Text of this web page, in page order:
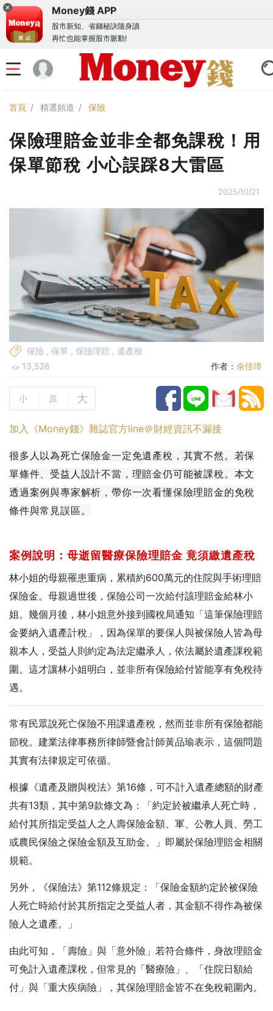
Money錢 APP
股市新知、省錢秘訣隨身讀
再忙也能掌握股市脈動!
首頁 精選頻道 保險
保險理賠金並非全都免課稅！用
保單節稅 小心誤踩8大雷區
2025/10/21
保險 , 保單 , 保險理賠 , 遺產稅
13,526
作者： 余佳璋
小 原 大
加入《Money錢》雜誌官方line＠財經資訊不漏接
很多人以為死亡保險金一定免遺產稅，其實不然。若保
單條件、受益人設計不當，理賠金仍可能被課稅。本文
透過案例與專家解析，帶你一次看懂保險理賠金的免稅
條件與常見誤區。
案例說明：母逝留醫療保險理賠金 竟須繳遺產稅
林小姐的母親罹患重病，累積約600萬元的住院與手術理賠
保險金。母親過世後，保險公司一次給付該理賠金給林小
姐。幾個月後，林小姐意外接到國稅局通知「這筆保險理賠
金要納入遺產計稅」，因為保單的要保人與被保險人皆為母
親本人，受益人則約定為法定繼承人，依法屬於遺產課稅範
圍。這才讓林小姐明白，並非所有保險給付皆能享有免稅待
遇。
常有民眾說死亡保險不用課遺產稅，然而並非所有保險都能
節稅。建業法律事務所律師暨會計師黃品瑜表示，這個問題
其實有法律規定可依循。
根據《遺產及贈與稅法》第16條，可不計入遺產總額的財產
共有13類，其中第9款條文為：「約定於被繼承人死亡時，
給付其所指定受益人之人壽保險金額、軍、公教人員、勞工
或農民保險之保險金額及互助金。」即屬於保險理賠金相關
規範。
另外，《保險法》第112條規定：「保險金額約定於被保險
人死亡時給付於其所指定之受益人者，其金額不得作為被保
險人之遺產。」
由此可知，「壽險」與「意外險」若符合條件，身故理賠金
可免計入遺產課稅，但常見的「醫療險」、「住院日額給
付」與「重大疾病險」，其保險理賠金皆不在免稅範圍內。